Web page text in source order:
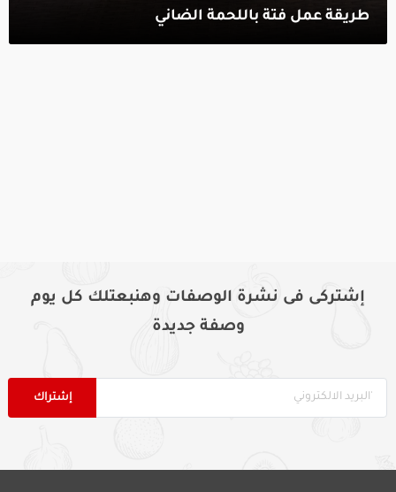
طريقة عمل فتة باللحمة الضاني‎
إشتركى فى نشرة الوصفات وهنبعتلك كل يوم
وصفة جديدة